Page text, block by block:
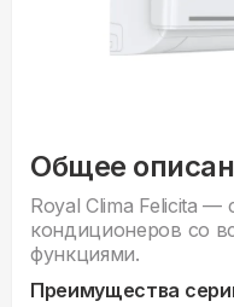
Общее
Royal Clima Felicita —
кондиционеров со
функциями.
Преимущества